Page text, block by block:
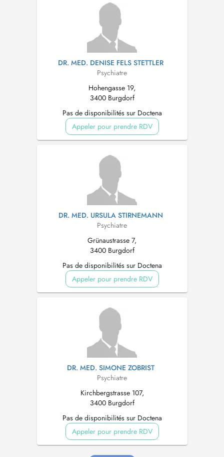
DR. MED. DENISE FELS STETTLER
Psychiatre
Hohengasse 19,
3400 Burgdorf
Pas de disponibilités sur Doctena
Appeler pour prendre RDV
DR. MED. URSULA STIRNEMANN
Psychiatre
Grünaustrasse 7,
3400 Burgdorf
Pas de disponibilités sur Doctena
Appeler pour prendre RDV
DR. MED. SIMONE ZOBRIST
Psychiatre
Kirchbergstrasse 107,
3400 Burgdorf
Pas de disponibilités sur Doctena
Appeler pour prendre RDV